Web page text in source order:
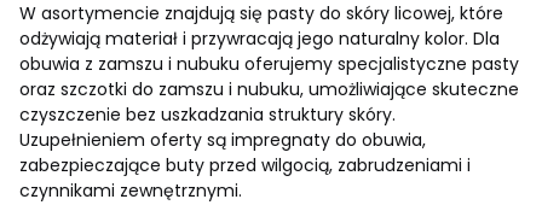
W asortymencie znajdują się pasty do skóry licowej, które
odżywiają materiał i przywracają jego naturalny kolor. Dla
obuwia z zamszu i nubuku oferujemy specjalistyczne pasty
oraz szczotki do zamszu i nubuku, umożliwiające skuteczne
czyszczenie bez uszkadzania struktury skóry.
Uzupełnieniem oferty są impregnaty do obuwia,
zabezpieczające buty przed wilgocią, zabrudzeniami i
czynnikami zewnętrznymi.